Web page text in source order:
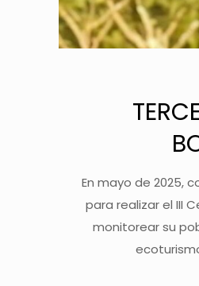
En mayo de 2025,
para realizar el III
monitorear su